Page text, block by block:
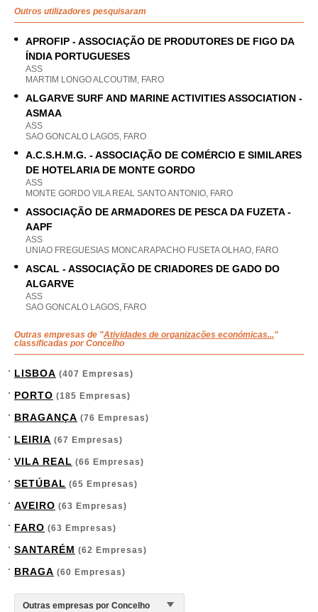
Outros utilizadores pesquisaram
APROFIP - ASSOCIAÇÃO DE PRODUTORES DE FIGO DA
ÍNDIA PORTUGUESES
ASS
MARTIM LONGO ALCOUTIM, FARO
ALGARVE SURF AND MARINE ACTIVITIES ASSOCIATION -
ASMAA
ASS
SAO GONCALO LAGOS, FARO
A.C.S.H.M.G. - ASSOCIAÇÃO DE COMÉRCIO E SIMILARES
DE HOTELARIA DE MONTE GORDO
ASS
MONTE GORDO VILA REAL SANTO ANTONIO, FARO
ASSOCIAÇÃO DE ARMADORES DE PESCA DA FUZETA -
AAPF
ASS
UNIAO FREGUESIAS MONCARAPACHO FUSETA OLHAO, FARO
ASCAL - ASSOCIAÇÃO DE CRIADORES DE GADO DO
ALGARVE
ASS
SAO GONCALO LAGOS, FARO
Outras empresas de "Atividades de organizações económicas..."
classificadas por Concelho
LISBOA (407 Empresas)
PORTO (185 Empresas)
BRAGANÇA (76 Empresas)
LEIRIA (67 Empresas)
VILA REAL (66 Empresas)
SETÚBAL (65 Empresas)
AVEIRO (63 Empresas)
FARO (63 Empresas)
SANTARÉM (62 Empresas)
BRAGA (60 Empresas)